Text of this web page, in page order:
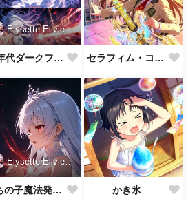
Elysette Elivienne Eurielle Erescia
90年代ダークファンタジー演出（未完成） セラフィム・コール♪
Elysette Elivienne Eurielle Erescia
うちの子魔法発動「詠唱」 かき氷